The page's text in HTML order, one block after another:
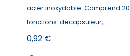
acier inoxydable. Comprend 20
fonctions: décapsuleur,...
Prix
0,92 €